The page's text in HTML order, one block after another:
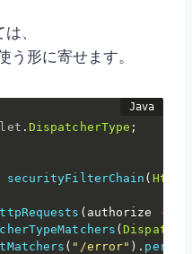
、
う形に寄せます。
. DispatcherType ;
securityFilterChain (
( authorize ->
(
( "/error" ) .